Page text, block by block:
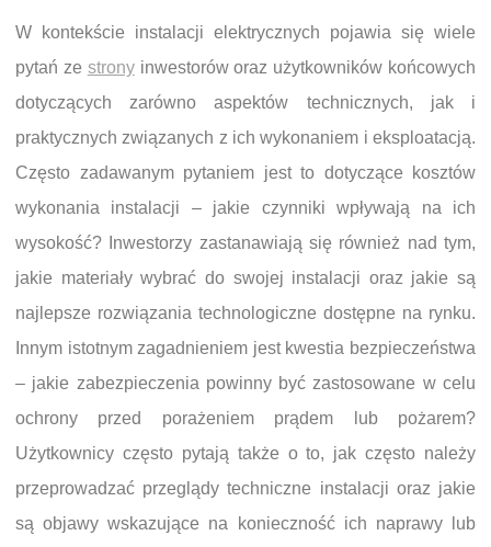
W kontekście instalacji elektrycznych pojawia się wiele
pytań ze stronyinwestorów oraz użytkowników końcowych
dotyczących zarówno aspektów technicznych, jak i
praktycznych związanych z ich wykonaniem i eksploatacją.
Często zadawanym pytaniem jest to dotyczące kosztów
wykonania instalacji – jakie czynniki wpływają na ich
wysokość? Inwestorzy zastanawiają się również nad tym,
jakie materiały wybrać do swojej instalacji oraz jakie są
najlepsze rozwiązania technologiczne dostępne na rynku.
Innym istotnym zagadnieniem jest kwestia bezpieczeństwa
– jakie zabezpieczenia powinny być zastosowane w celu
ochrony przed porażeniem prądem lub pożarem?
Użytkownicy często pytają także o to, jak często należy
przeprowadzać przeglądy techniczne instalacji oraz jakie
są objawy wskazujące na konieczność ich naprawy lub